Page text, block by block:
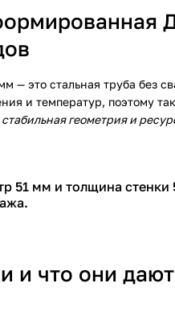
— это стальная труба без
и температур, поэтому
геометрия и
51 мм и толщина
и что они